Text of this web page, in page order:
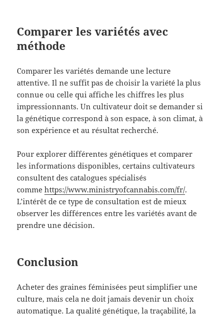
Comparer les variétés avec
méthode
Comparer les variétés demande une lecture
attentive. Il ne suffit pas de choisir la variété la plus
connue ou celle qui affiche les chiffres les plus
impressionnants. Un cultivateur doit se demander si
la génétique correspond à son espace, à son climat, à
son expérience et au résultat recherché.
Pour explorer différentes génétiques et comparer
les informations disponibles, certains cultivateurs
consultent des catalogues spécialisés
commehttps://www.ministryofcannabis.com/fr/.
L’intérêt de ce type de consultation est de mieux
observer les différences entre les variétés avant de
prendre une décision.
Conclusion
Acheter des graines féminisées peut simplifier une
culture, mais cela ne doit jamais devenir un choix
automatique. La qualité génétique, la traçabilité, la